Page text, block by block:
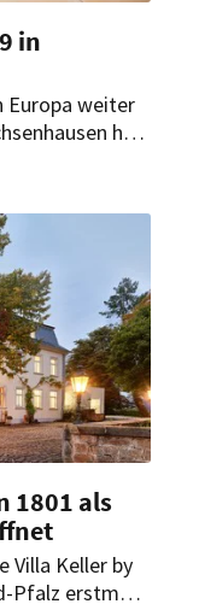
in
Europa weiter
hat
Collection
präsentiert
von
1801 als
Villa Keller by
Pfalz erstmals